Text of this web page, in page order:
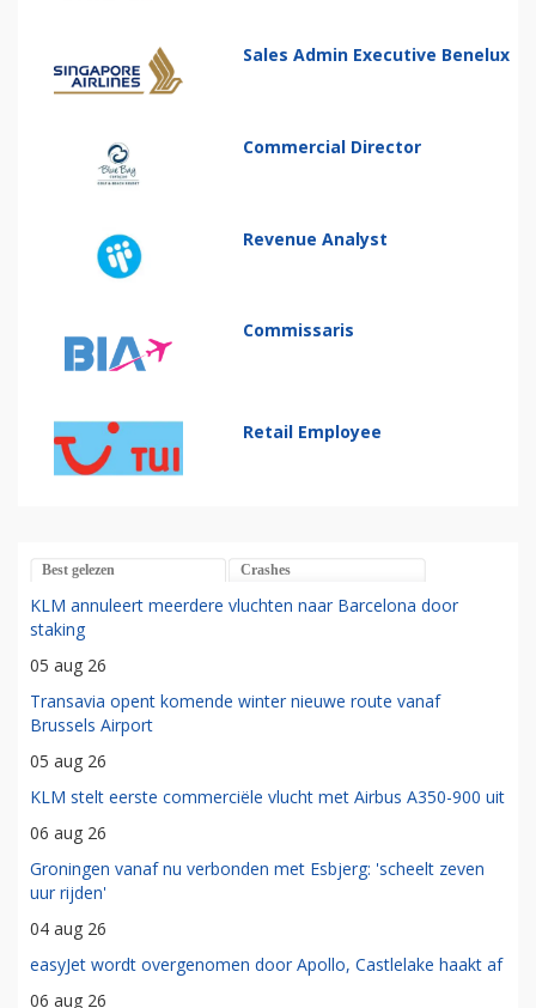
Sales Admin Executive Benelux
Commercial Director
Revenue Analyst
Commissaris
Retail Employee
Best gelezen Crashes
KLM annuleert meerdere vluchten naar Barcelona door
staking
05 aug 26
Transavia opent komende winter nieuwe route vanaf
Brussels Airport
05 aug 26
KLM stelt eerste commerciële vlucht met Airbus A350-900 uit
06 aug 26
Groningen vanaf nu verbonden met Esbjerg: 'scheelt zeven
uur rijden'
04 aug 26
easyJet wordt overgenomen door Apollo, Castlelake haakt af
06 aug 26